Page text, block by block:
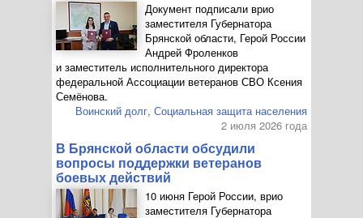
Документ подписали врио
заместителя Губернатора
Брянской области, Герой России
Андрей Фроленков
и заместитель исполнительного директора
федеральной Ассоциации ветеранов СВО Ксения
Семёнова.
Воинский долг, Социальная защита населения
2 июля 2026 года
В Брянской области обсудили
вопросы поддержки ветеранов
боевых действий
10 июня Герой России, врио
заместителя Губернатора